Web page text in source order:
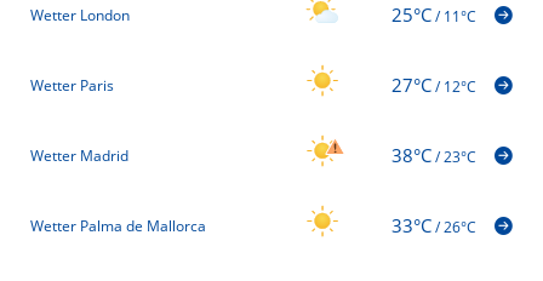
Wetter London 25°C/11°C
Wetter Paris 27°C/12°C
Wetter Madrid 38°C/23°C
Wetter Palma de Mallorca 33°C/26°C